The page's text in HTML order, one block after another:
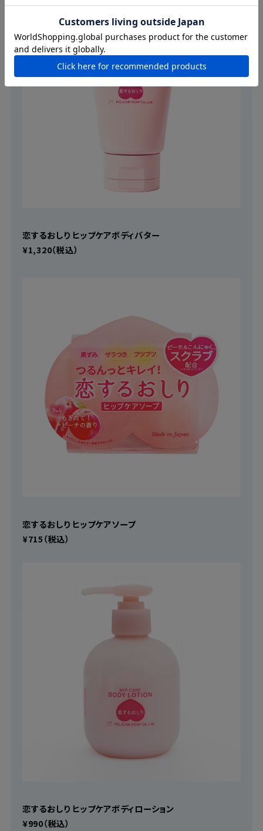
恋するおしり ヒップケアボディバター
¥1,320（税込）
恋するおしり ヒップケアソープ
¥715（税込）
恋するおしり ヒップケアボディローション
¥990（税込）